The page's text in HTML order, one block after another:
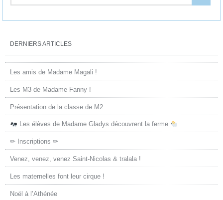
DERNIERS ARTICLES
Les amis de Madame Magali !
Les M3 de Madame Fanny !
Présentation de la classe de M2
Les élèves de Madame Gladys découvrent la ferme
✏ Inscriptions ✏
Venez, venez, venez Saint-Nicolas & tralala !
Les maternelles font leur cirque !
Noël à l’Athénée